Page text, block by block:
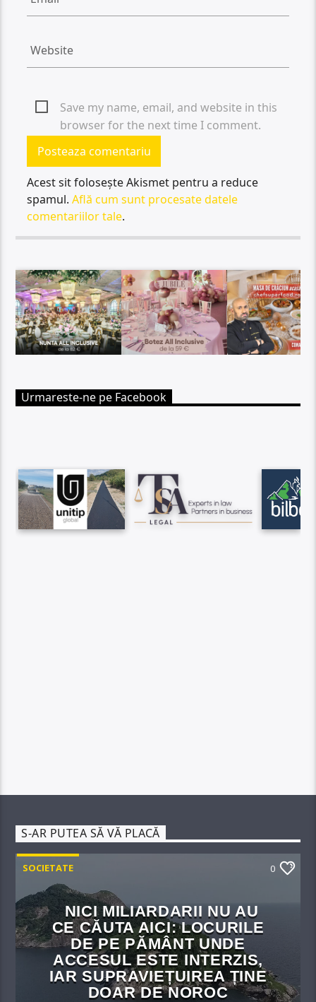
Save my name, email, and website in this
browser for the next time I comment.
Acest sit folosește Akismet pentru a reduce
spamul.Află cum sunt procesate datele
comentariilor tale.
Urmareste-ne pe Facebook
S-AR PUTEA SĂ VĂ PLACĂ
SOCIETATE 0
NICI MILIARDARII NU AU
CE CĂUTA AICI: LOCURILE
DE PE PĂMÂNT UNDE
ACCESUL ESTE INTERZIS,
IAR SUPRAVIEȚUIREA ȚINE
DOAR DE NOROC